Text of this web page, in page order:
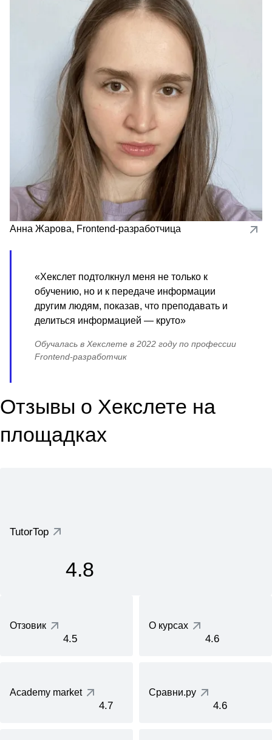
Анна Жарова, Frontend-разработчица
«Хекслет подтолкнул меня не только к
обучению, но и к передаче информации
другим людям, показав, что преподавать и
делиться информацией — круто»
Обучалась в Хекслете в 2022 году по профессии
Frontend-разработчик
Отзывы о Хекслете на
площадках
TutorTop
4.8
Отзовик
4.5
О курсах
4.6
Academy market
4.7
Сравни.ру
4.6